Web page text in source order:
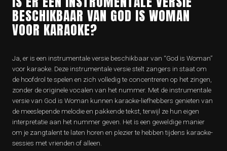
BESCHIKBAAR VAN GOD IS WOMAN
VOOR KARAOKE?
Ja, er is een instrumentale versie beschikbaar van “God is Woman”
voor karaoke. Deze instrumentale versie stelt zangers in staat om
de hoofdrol te spelen en zich volledig te concentreren op het zingen,
zonder de originele vocalen van het nummer. Met de instrumentale
versie van God is Woman kunnen karaoke-liefhebbers genieten van
de meeslepende melodie en pakkende tekst, terwijl ze hun eigen
interpretatie aan het nummer geven. Het is een geweldige manier
om je zangtalent te laten horen en plezier te hebben tijdens karaoke-
sessies met vrienden of alleen.